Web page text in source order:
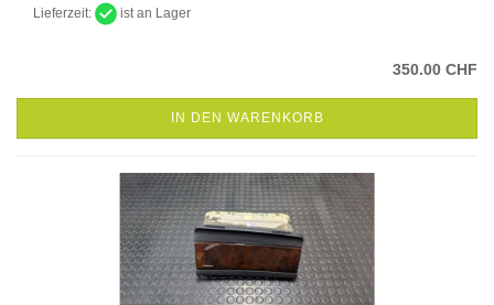
Lieferzeit: ist an Lager
350.00 CHF
IN DEN WARENKORB